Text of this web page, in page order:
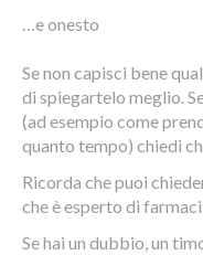
…e onesto
Se non capisci bene
di spiegartelo meglio.
(ad esempio come
quanto tempo) chiedi
Ricorda che puoi
che è esperto di
Se hai un dubbio, un